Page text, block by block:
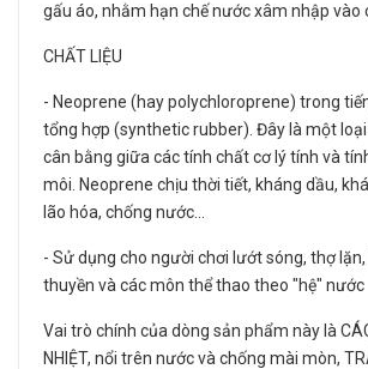
gấu áo, nhằm hạn chế nước xâm nhập vào
CHẤT LIỆU
- Neoprene (hay polychloroprene) trong
tổng hợp (synthetic rubber). Đây là một
cân bằng giữa các tính chất cơ lý tính và
môi. Neoprene chịu thời tiết, kháng dầu,
lão hóa, chống nước…
- Sử dụng cho người chơi lướt sóng, thợ
thuyền và các môn thể thao theo "hệ" nước
Vai trò chính của dòng sản phẩm này là
NHIỆT, nổi trên nước và chống mài mòn,